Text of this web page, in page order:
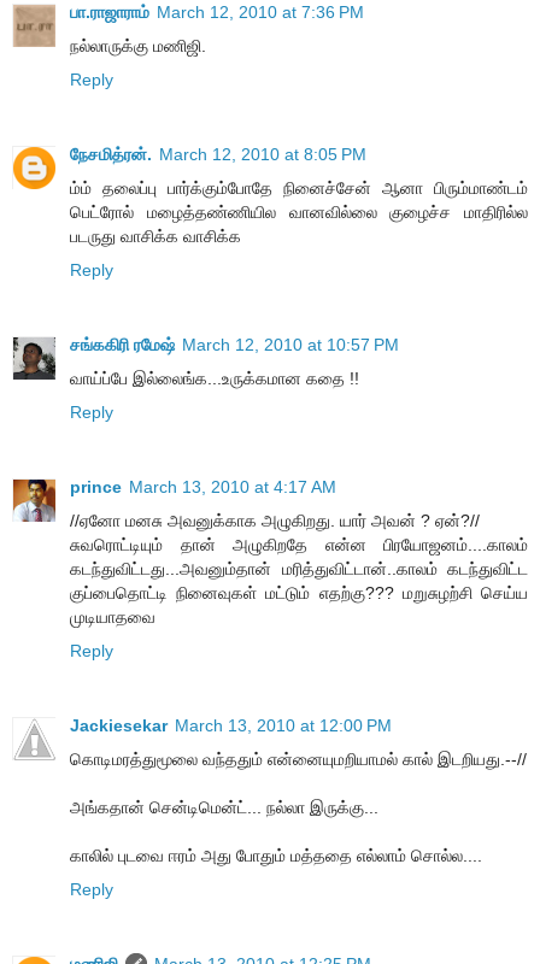
பா.ராஜாராம் March 12, 2010 at 7:36 PM
நல்லாருக்கு மணிஜி.
Reply
நேசமித்ரன். March 12, 2010 at 8:05 PM
ம்ம் தலைப்பு பார்க்கும்போதே நினைச்சேன் ஆனா பிரும்மாண்டம்
பெட்ரோல் மழைத்தண்ணியில வானவில்லை குழைச்ச மாதிரில்ல
படருது வாசிக்க வாசிக்க
Reply
சங்ககிரி ரமேஷ் March 12, 2010 at 10:57 PM
வாய்ப்பே இல்லைங்க...உருக்கமான கதை !!
Reply
prince March 13, 2010 at 4:17 AM
//ஏனோ மனசு அவனுக்காக அழுகிறது. யார் அவன் ? ஏன்?//
சுவரொட்டியும் தான் அழுகிறதே என்ன பிரயோஜனம்....காலம்
கடந்துவிட்டது...அவனும்தான் மரித்துவிட்டான்..காலம் கடந்துவிட்ட
குப்பைதொட்டி நினைவுகள் மட்டும் எதற்கு??? மறுசுழற்சி செய்ய
முடியாதவை
Reply
Jackiesekar March 13, 2010 at 12:00 PM
கொடிமரத்துமூலை வந்ததும் என்னையுமறியாமல் கால் இடறியது.--//
அங்கதான் சென்டிமென்ட்... நல்லா இருக்கு...
காலில் புடவை ஈரம் அது போதும் மத்ததை எல்லாம் சொல்ல....
Reply